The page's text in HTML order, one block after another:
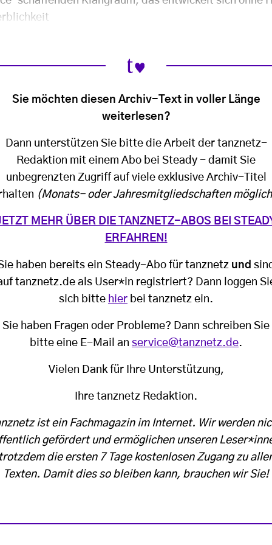
Sie möchten diesen Archiv-Text in voller Länge
weiterlesen?
Dann unterstützen Sie bitte die Arbeit der tanznetz-
Redaktion mit einem Abo bei Steady - damit Sie
unbegrenzten Zugriff auf viele exklusive Archiv-Titel
(Monats- oder Jahresmitgliedschaften
MEHR ÜBER DIE TANZNETZ-ABOS BEI
ERFAHREN!
haben bereits ein Steady-Abo für tanznetz und
tanznetz.de als User*in registriert? Dann loggen
sich bitte hier bei tanznetz ein.
Sie haben Fragen oder Probleme? Dann schreiben Sie
bitte eine E-Mail an service@tanznetz.de.
Vielen Dank für Ihre Unterstützung,
Ihre tanznetz Redaktion.
ist ein Fachmagazin im Internet. Wir werden
gefördert und ermöglichen unseren
die ersten 7 Tage kostenlosen Zugang zu
Texten. Damit dies so bleiben kann, brauchen wir Sie!